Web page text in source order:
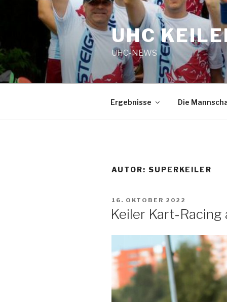
UHC
UHC-NEWS
Ergebnisse Die
AUTOR: SUPERKEILER
VERÖFFENTLICHT
16. OKTOBER 2022
Keiler Kart-Racing